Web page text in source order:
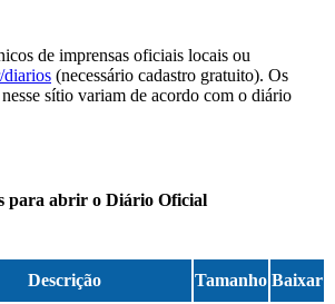
de imprensas oficiais locais ou
(necessário cadastro gratuito). Os
sítio variam de acordo com o diário
para abrir o Diário Oficial
Descrição Tamanho Baixar